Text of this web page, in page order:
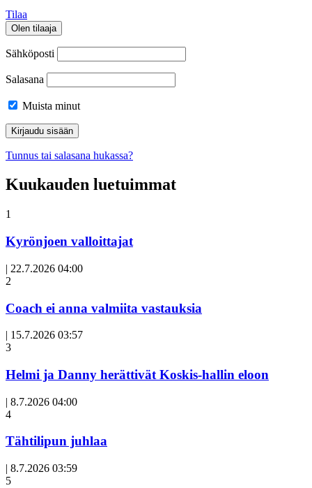
Tilaa
Olen tilaaja
Sähköposti
Salasana
Muista minut
Tunnus tai salasana hukassa?
Kuukauden luetuimmat
1
Kyrönjoen valloittajat
| 22.7.2026 04:00
Avoin
2
Coach ei anna valmiita vastauksia
| 15.7.2026 03:57
3
Helmi ja Danny herättivät Koskis-hallin eloon
| 8.7.2026 04:00
Avoin
4
Tähtilipun juhlaa
| 8.7.2026 03:59
Avoin
5